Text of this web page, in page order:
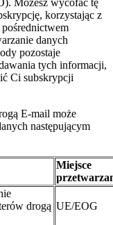
korzystając z
danych
pozostaje
tych informacji,
Ci subskrypcji
E-mail może
następującym
Miejsce
drogą UE/EOG